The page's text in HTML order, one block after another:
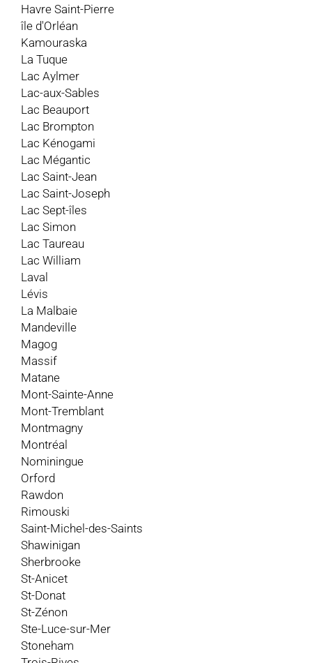
Havre Saint-Pierre
île d'Orléan
Kamouraska
La Tuque
Lac Aylmer
Lac-aux-Sables
Lac Beauport
Lac Brompton
Lac Kénogami
Lac Mégantic
Lac Saint-Jean
Lac Saint-Joseph
Lac Sept-îles
Lac Simon
Lac Taureau
Lac William
Laval
Lévis
La Malbaie
Mandeville
Magog
Massif
Matane
Mont-Sainte-Anne
Mont-Tremblant
Montmagny
Montréal
Nominingue
Orford
Rawdon
Rimouski
Saint-Michel-des-Saints
Shawinigan
Sherbrooke
St-Anicet
St-Donat
St-Zénon
Ste-Luce-sur-Mer
Stoneham